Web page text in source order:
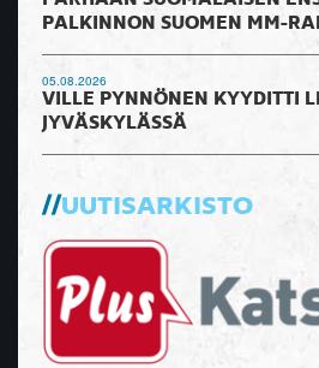
PALKINNON SUOMEN MM-
05.08.2026
VILLE PYNNÖNEN KYYDITTI
JYVÄSKYLÄSSÄ
UUTISARKISTO